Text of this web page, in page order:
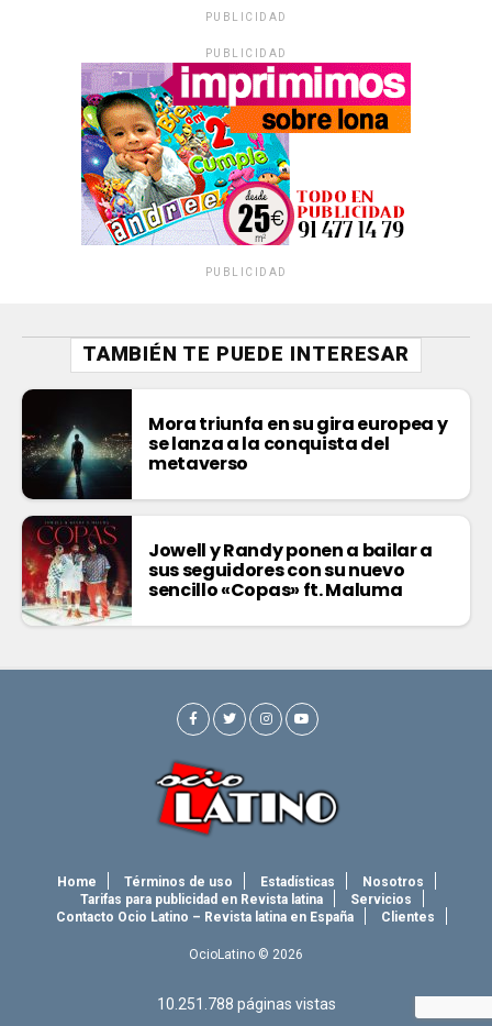
PUBLICIDAD
PUBLICIDAD
PUBLICIDAD
TAMBIÉN TE PUEDE INTERESAR
Mora triunfa en su gira europea y
se lanza a la conquista del
metaverso
Jowell y Randy ponen a bailar a
sus seguidores con su nuevo
sencillo «Copas» ft. Maluma
Home Términos de uso Estadísticas
Nosotros
Tarifas para publicidad en Revista latina
Servicios
Contacto Ocio Latino – Revista latina en España
Clientes
OcioLatino © 2026
10.251.788 páginas vistas